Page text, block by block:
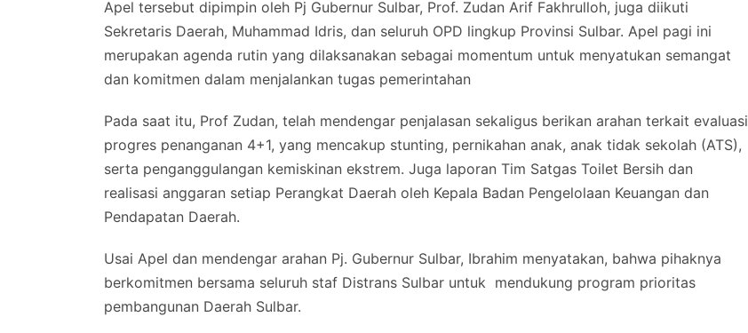
Apel tersebut dipimpin oleh Pj Gubernur Sulbar, Prof. Zudan Arif Fakhrulloh, juga diikuti
Sekretaris Daerah, Muhammad Idris, dan seluruh OPD lingkup Provinsi Sulbar. Apel pagi ini
merupakan agenda rutin yang dilaksanakan sebagai momentum untuk menyatukan semangat
dan komitmen dalam menjalankan tugas pemerintahan
Pada saat itu, Prof Zudan, telah mendengar penjalasan sekaligus berikan arahan terkait evaluasi
progres penanganan 4+1, yang mencakup stunting, pernikahan anak, anak tidak sekolah (ATS),
serta penganggulangan kemiskinan ekstrem. Juga laporan Tim Satgas Toilet Bersih dan
realisasi anggaran setiap Perangkat Daerah oleh Kepala Badan Pengelolaan Keuangan dan
Pendapatan Daerah.
Usai Apel dan mendengar arahan Pj. Gubernur Sulbar, Ibrahim menyatakan, bahwa pihaknya
berkomitmen bersama seluruh staf Distrans Sulbar untuk mendukung program prioritas
pembangunan Daerah Sulbar.